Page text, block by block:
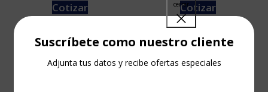
Suscríbete como nuestro cliente
Adjunta tus datos y recibe ofertas especiales
Cotizar Cotizar